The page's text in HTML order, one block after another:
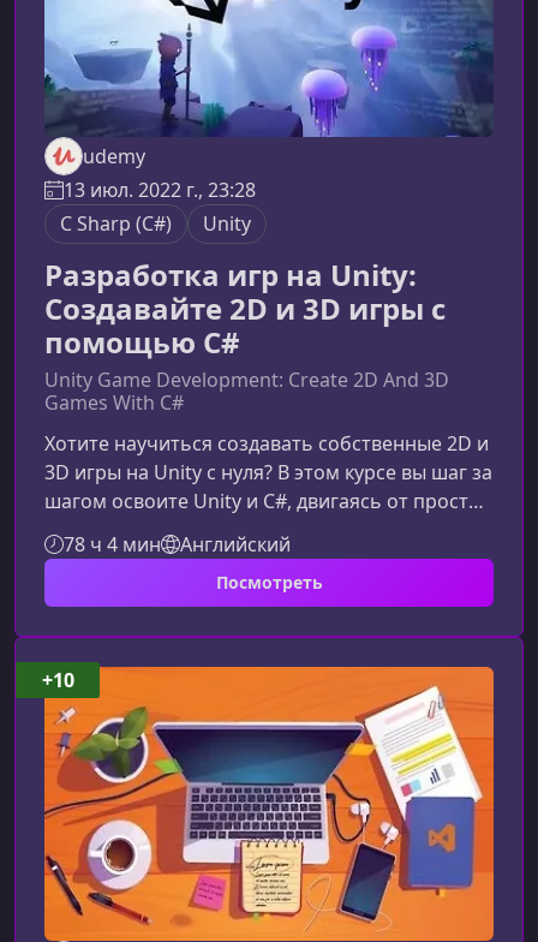
udemy
13 июл. 2022 г., 23:28
C Sharp (C#)
Unity
Разработка игр на Unity:
Создавайте 2D и 3D игры с
помощью C#
Unity Game Development: Create 2D And 3D
Games With C#
Хотите научиться создавать собственные 2D и
3D игры на Unity с нуля? В этом курсе вы шаг за
шагом освоите Unity и C#, двигаясь от простых
основ к продвинутым инструментам
разработки. Материал подается
поступательно, поэтому обучение будет
комфортным как для новичков, так и для тех,
кто уже имеет опыт в создании игр.Что
представляет собой этот курсКурс построен
таким образом, чтобы объединить все
ключевые знания, необходимые для
разработки игр
78 ч 4 мин Английский
Посмотреть
+10